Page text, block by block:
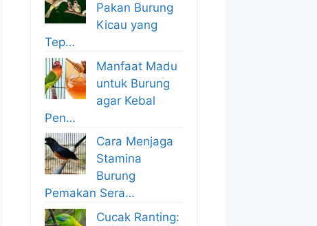
Pakan Burung
Kicau yang
Tep…
Manfaat Madu
untuk Burung
agar Kebal
Pen…
Cara Menjaga
Stamina
Burung
Pemakan Sera…
Cucak Ranting: